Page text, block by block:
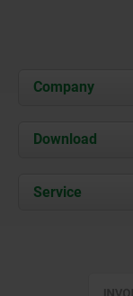
Company
About us
Contact
Download
Service